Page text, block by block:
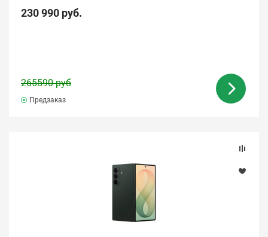
230 990 руб.
265590 руб
Предзаказ